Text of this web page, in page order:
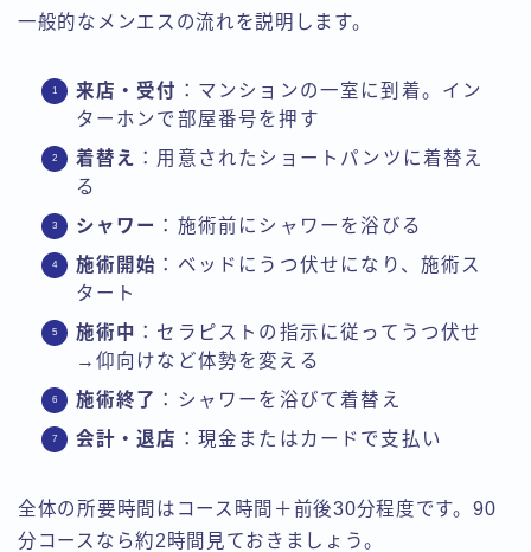
一般的なメンエスの流れを説明します。
来店・受付 ：マンションの一室に到着。イン
ターホンで部屋番号を押す
着替え ：用意されたショートパンツに着替え
る
シャワー ：施術前にシャワーを浴びる
施術開始 ：ベッドにうつ伏せになり、施術ス
タート
施術中 ：セラピストの指示に従ってうつ伏せ
→仰向けなど体勢を変える
施術終了 ：シャワーを浴びて着替え
会計・退店 ：現金またはカードで支払い
全体の所要時間はコース時間＋前後30分程度です。90
分コースなら約2時間見ておきましょう。